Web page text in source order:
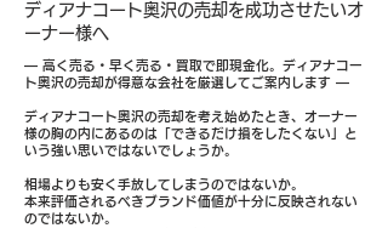
ディアナコート奥沢の売却を成功させたいオ
ーナー様へ
― 高く売る・早く売る・買取で即現金化。ディアナコー
ト奥沢の売却が得意な会社を厳選してご案内します ―
ディアナコート奥沢の売却を考え始めたとき、オーナー
様の胸の内にあるのは「できるだけ損をしたくない」と
いう強い思いではないでしょうか。
相場よりも安く手放してしまうのではないか。
本来評価されるべきブランド価値が十分に反映されない
のではないか。